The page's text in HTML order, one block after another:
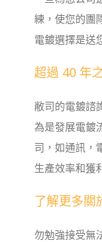
練，使您的團
電鍍選擇是送
超過 40 年
敝司的電鍍諮
為是發展電鍍
司，如通訊，
生產效率和獲
了解更多關
勿勉強接受無